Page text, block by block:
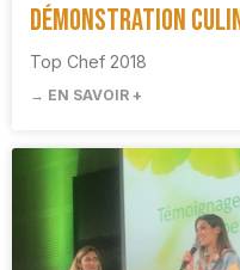
Démonstration
Top Chef 2018
→ EN SAVOIR +